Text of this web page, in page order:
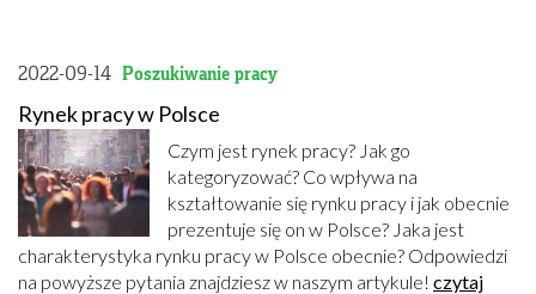
2022-09-14 Poszukiwanie pracy
Rynek pracy w Polsce
Czym jest rynek pracy? Jak go
kategoryzować? Co wpływa na
kształtowanie się rynku pracy i jak obecnie
prezentuje się on w Polsce? Jaka jest
charakterystyka rynku pracy w Polsce obecnie? Odpowiedzi
na powyższe pytania znajdziesz w naszym artykule! czytaj